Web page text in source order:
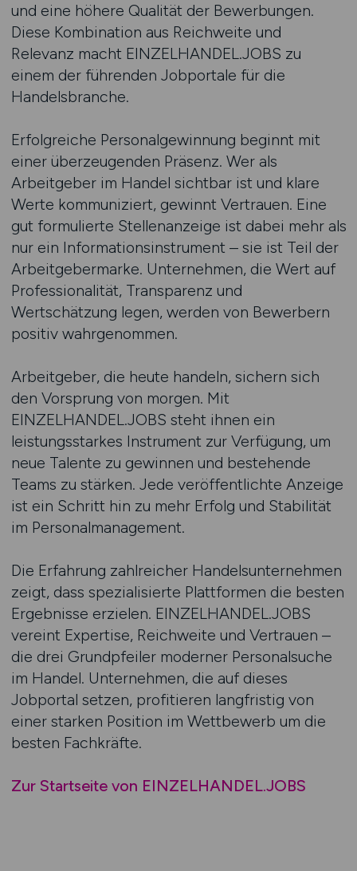
und eine höhere Qualität der Bewerbungen.
Diese Kombination aus Reichweite und
Relevanz macht EINZELHANDEL.JOBS zu
einem der führenden Jobportale für die
Handelsbranche.
Erfolgreiche Personalgewinnung beginnt mit
einer überzeugenden Präsenz. Wer als
Arbeitgeber im Handel sichtbar ist und klare
Werte kommuniziert, gewinnt Vertrauen. Eine
gut formulierte Stellenanzeige ist dabei mehr als
nur ein Informationsinstrument – sie ist Teil der
Arbeitgebermarke. Unternehmen, die Wert auf
Professionalität, Transparenz und
Wertschätzung legen, werden von Bewerbern
positiv wahrgenommen.
Arbeitgeber, die heute handeln, sichern sich
den Vorsprung von morgen. Mit
EINZELHANDEL.JOBS steht ihnen ein
leistungsstarkes Instrument zur Verfügung, um
neue Talente zu gewinnen und bestehende
Teams zu stärken. Jede veröffentlichte Anzeige
ist ein Schritt hin zu mehr Erfolg und Stabilität
im Personalmanagement.
Die Erfahrung zahlreicher Handelsunternehmen
zeigt, dass spezialisierte Plattformen die besten
Ergebnisse erzielen. EINZELHANDEL.JOBS
vereint Expertise, Reichweite und Vertrauen –
die drei Grundpfeiler moderner Personalsuche
im Handel. Unternehmen, die auf dieses
Jobportal setzen, profitieren langfristig von
einer starken Position im Wettbewerb um die
besten Fachkräfte.
Zur Startseite von EINZELHANDEL.JOBS